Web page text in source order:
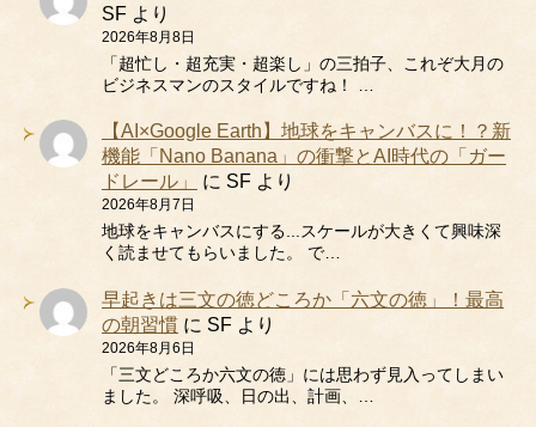
SF より
2026年8月8日
「超忙し・超充実・超楽し」の三拍子、これぞ大月の
ビジネスマンのスタイルですね！ …
【AI×Google Earth】地球をキャンバスに！？新
機能「Nano Banana」の衝撃とAI時代の「ガー
ドレール」
に SF より
2026年8月7日
地球をキャンバスにする...スケールが大きくて興味深
く読ませてもらいました。 で…
早起きは三文の徳どころか「六文の徳」！最高
の朝習慣 に SF より
2026年8月6日
「三文どころか六文の徳」には思わず見入ってしまい
ました。 深呼吸、日の出、計画、…